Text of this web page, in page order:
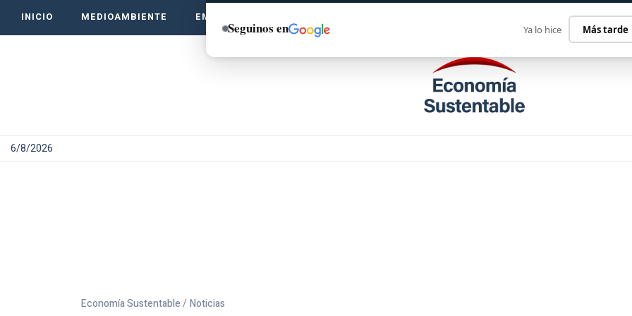
INICIO MEDIOAMBIENTE EMPRENDE VERDE
6/8/2026
Economía Sustentable / Noticias
Seguinos en Ya lo hice Más tarde